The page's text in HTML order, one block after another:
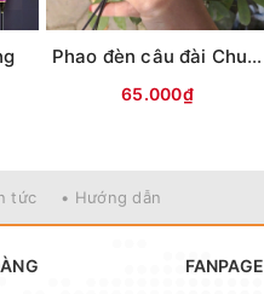
Phao đèn câu đài Chuyên Rô AYY (Xanh lá)
65.000₫
tức • Hướng dẫn
FANPAGE